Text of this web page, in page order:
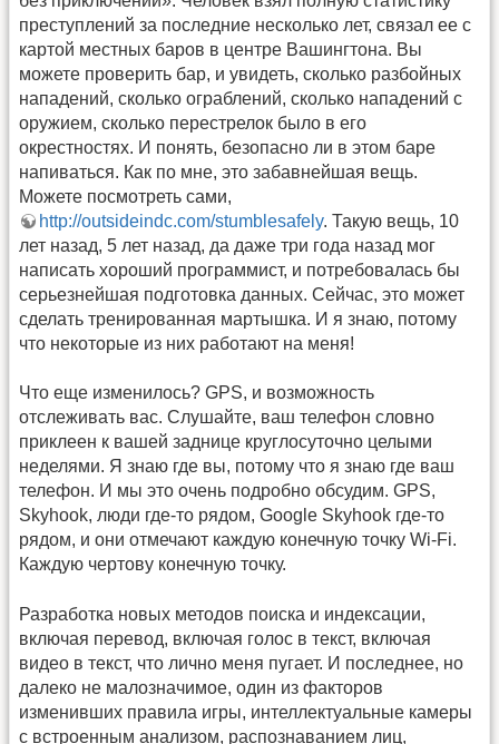
преступлений за последние несколько лет, связал ее с
картой местных баров в центре Вашингтона. Вы
можете проверить бар, и увидеть, сколько разбойных
нападений, сколько ограблений, сколько нападений с
оружием, сколько перестрелок было в его
окрестностях. И понять, безопасно ли в этом баре
напиваться. Как по мне, это забавнейшая вещь.
Можете посмотреть сами,
http://outsideindc.com/stumblesafely. Такую вещь, 10
лет назад, 5 лет назад, да даже три года назад мог
написать хороший программист, и потребовалась бы
серьезнейшая подготовка данных. Сейчас, это может
сделать тренированная мартышка. И я знаю, потому
что некоторые из них работают на меня!
Что еще изменилось? GPS, и возможность
отслеживать вас. Слушайте, ваш телефон словно
приклеен к вашей заднице круглосуточно целыми
неделями. Я знаю где вы, потому что я знаю где ваш
телефон. И мы это очень подробно обсудим. GPS,
Skyhook, люди где-то рядом, Google Skyhook где-то
рядом, и они отмечают каждую конечную точку Wi-Fi.
Каждую чертову конечную точку.
Разработка новых методов поиска и индексации,
включая перевод, включая голос в текст, включая
видео в текст, что лично меня пугает. И последнее, но
далеко не малозначимое, один из факторов
изменивших правила игры, интеллектуальные камеры
с встроенным анализом, распознаванием лиц,